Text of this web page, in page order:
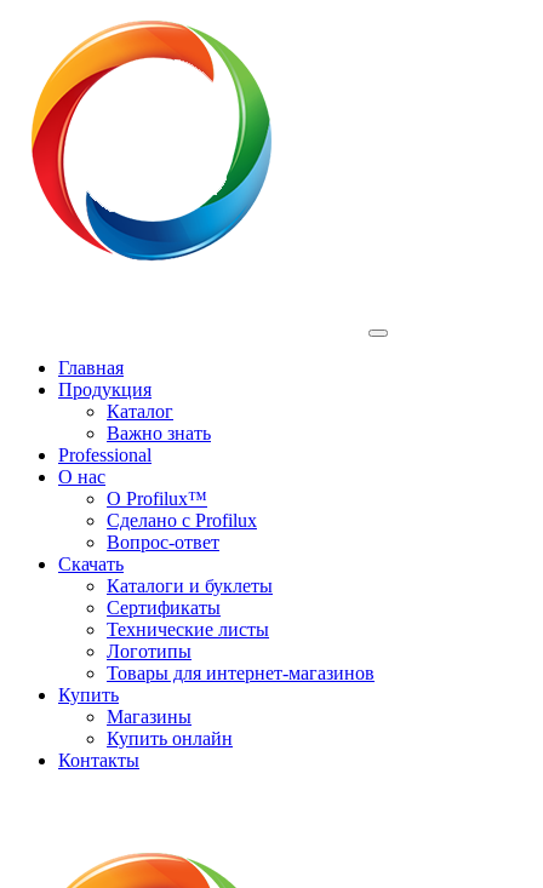
Главная
Продукция
Каталог
Важно знать
Professional
О нас
О Profilux™
Сделано с Profilux
Вопрос-ответ
Скачать
Каталоги и буклеты
Сертификаты
Технические листы
Логотипы
Товары для интернет-магазинов
Купить
Магазины
Купить онлайн
Контакты